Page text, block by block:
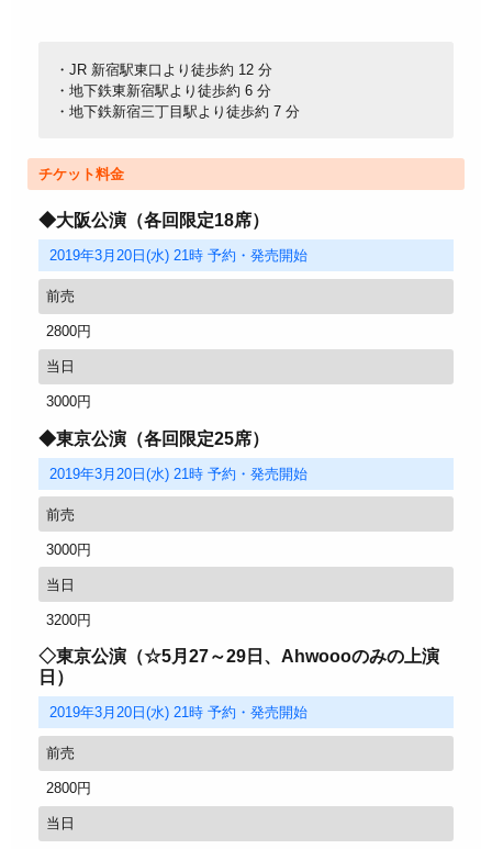
・JR 新宿駅東口より徒歩約 12 分
・地下鉄東新宿駅より徒歩約 6 分
・地下鉄新宿三丁目駅より徒歩約 7 分
チケット料金
◆大阪公演（各回限定18席）
2019年3月20日(水) 21時 予約・発売開始
前売
2800円
当日
3000円
◆東京公演（各回限定25席）
2019年3月20日(水) 21時 予約・発売開始
前売
3000円
当日
3200円
◇東京公演（☆5月27～29日、Ahwoooのみの上演
日）
2019年3月20日(水) 21時 予約・発売開始
前売
2800円
当日